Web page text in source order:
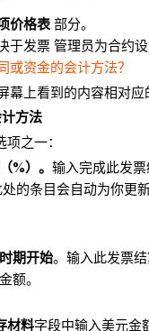
价格表部分。
于发票 管理员为合约
或资金的会计方法？
幕上看到的内容相对应
方法
之一：
%）。 输入完成此发
处的条目会自动为你更
期开始。输入此发票
额。
材料字段中输入美元金